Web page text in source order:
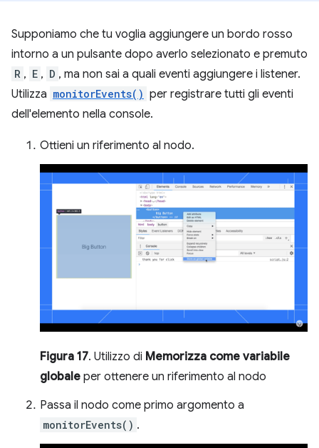
Supponiamo che tu voglia aggiungere un bordo rosso
intorno a un pulsante dopo averlo selezionato e premuto
R , E , D , ma non sai a quali eventi aggiungere i listener.
Utilizza monitorEvents() per registrare tutti gli eventi
dell'elemento nella console.
Ottieni un riferimento al nodo.
Figura 17. Utilizzo di Memorizza come variabile
globale per ottenere un riferimento al nodo
Passa il nodo come primo argomento a
monitorEvents() .